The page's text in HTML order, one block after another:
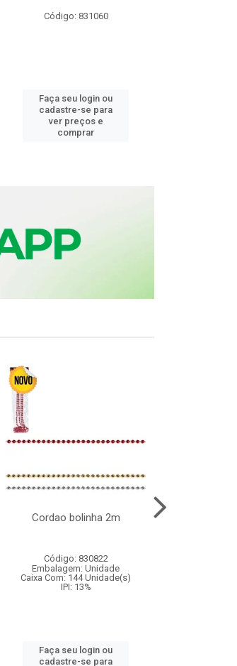
Código: 831060
Faça seu login ou
cadastre-se para
ver preços e
comprar
Cordao bolinha 2m
Código: 830822
Embalagem: Unidade
Caixa Com: 144 Unidade(s)
IPI: 13%
Faça seu login ou
cadastre-se para